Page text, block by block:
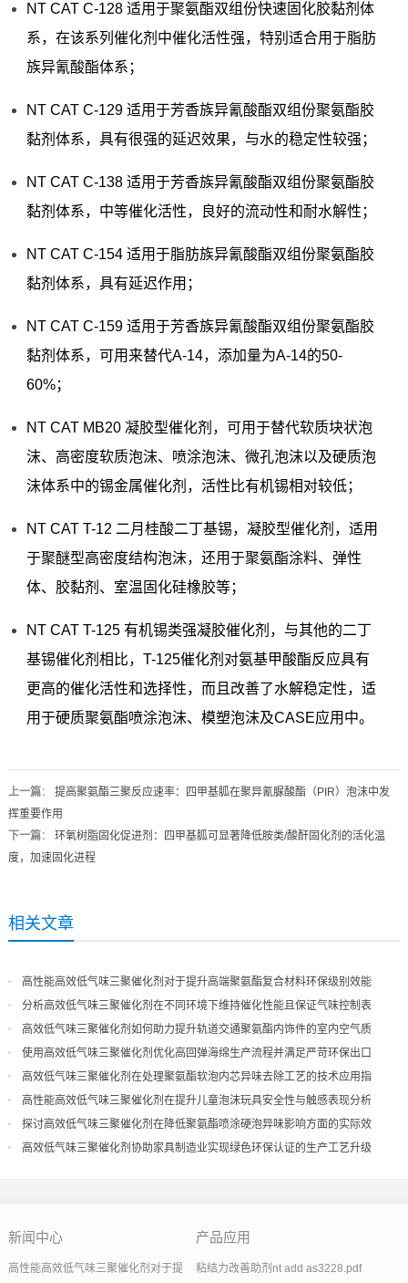
NT CAT C-128 适用于聚氨酯双组份快速固化胶黏剂体
系，在该系列催化剂中催化活性强，特别适合用于脂肪
族异氰酸酯体系；
NT CAT C-129 适用于芳香族异氰酸酯双组份聚氨酯胶
黏剂体系，具有很强的延迟效果，与水的稳定性较强；
NT CAT C-138 适用于芳香族异氰酸酯双组份聚氨酯胶
黏剂体系，中等催化活性，良好的流动性和耐水解性；
NT CAT C-154 适用于脂肪族异氰酸酯双组份聚氨酯胶
黏剂体系，具有延迟作用；
NT CAT C-159 适用于芳香族异氰酸酯双组份聚氨酯胶
黏剂体系，可用来替代A-14，添加量为A-14的50-
60%；
NT CAT MB20 凝胶型催化剂，可用于替代软质块状泡
沫、高密度软质泡沫、喷涂泡沫、微孔泡沫以及硬质泡
沫体系中的锡金属催化剂，活性比有机锡相对较低；
NT CAT T-12 二月桂酸二丁基锡，凝胶型催化剂，适用
于聚醚型高密度结构泡沫，还用于聚氨酯涂料、弹性
体、胶黏剂、室温固化硅橡胶等；
NT CAT T-125 有机锡类强凝胶催化剂，与其他的二丁
基锡催化剂相比，T-125催化剂对氨基甲酸酯反应具有
更高的催化活性和选择性，而且改善了水解稳定性，适
用于硬质聚氨酯喷涂泡沫、模塑泡沫及CASE应用中。
上一篇： 提高聚氨酯三聚反应速率：四甲基胍在聚异氰脲酸酯（PIR）泡沫中发
挥重要作用
下一篇： 环氧树脂固化促进剂：四甲基胍可显著降低胺类/酸酐固化剂的活化温
度，加速固化进程
相关文章
高性能高效低气味三聚催化剂对于提升高端聚氨酯复合材料环保级别效能
分析高效低气味三聚催化剂在不同环境下维持催化性能且保证气味控制表
现
高效低气味三聚催化剂如何助力提升轨道交通聚氨酯内饰件的室内空气质
量
使用高效低气味三聚催化剂优化高回弹海绵生产流程并满足严苛环保出口
高效低气味三聚催化剂在处理聚氨酯软泡内芯异味去除工艺的技术应用指
导
高性能高效低气味三聚催化剂在提升儿童泡沫玩具安全性与触感表现分析
探讨高效低气味三聚催化剂在降低聚氨酯喷涂硬泡异味影响方面的实际效
果
高效低气味三聚催化剂协助家具制造业实现绿色环保认证的生产工艺升级
新闻中心
高性能高效低气味三聚催化剂对于提
产品应用
粘结力改善助剂nt add as3228.pdf